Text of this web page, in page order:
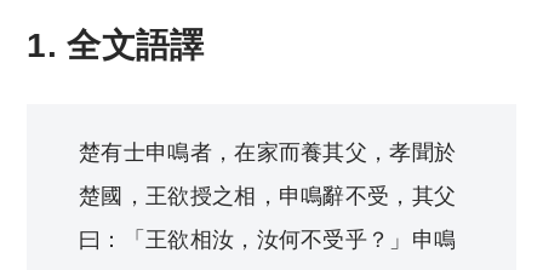
1. 全文語譯
楚有士申鳴者，在家而養其父，孝聞於
楚國，王欲授之相，申鳴辭不受，其父
曰：「王欲相汝，汝何不受乎？」申鳴